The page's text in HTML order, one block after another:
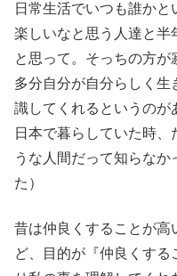
日常生活でいつも誰か
楽しいなと思う人達と半
と思って。そっちの方が
多分自分が自分らしく
識してくれるというのが
日本で暮らしていた時
うな人間だって知らな
た）
昔は仲良くすることが高
ど、目的が『仲良くす